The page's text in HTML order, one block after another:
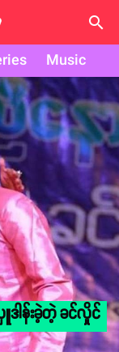
search
Music
ါန်းခဲ့တဲ့ ခင်လှိုင်